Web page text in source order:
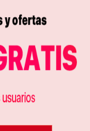
SHEIN